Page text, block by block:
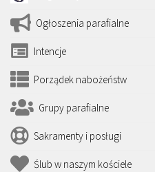
Ogłoszenia parafialne
Intencje
Porządek nabożeństw
Grupy parafialne
Sakramenty i posługi
Ślub w naszym kościele